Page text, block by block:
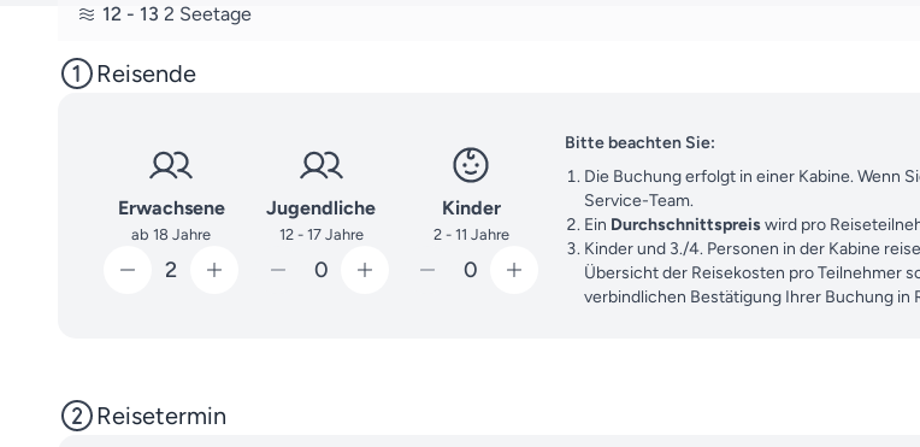
12 - 13 2 Seetage
14 Ocean Cay (MSC Marine Reserve, Bahamas)
Reisende
Erwachsene
ab 18 Jahre
2
Jugendliche
12 - 17 Jahre
0
Kinder
2 - 11 Jahre
0
Bitte beachten Sie:
Die Buchung erfolgt in einer Kabine. Wenn
Service-Team.
Ein Durchschnittspreiswird pro
Kinder und 3./4. Personen in der Kabine
Übersicht der Reisekosten pro Teilnehmer
verbindlichen Bestätigung Ihrer Buchung in
Reisetermin